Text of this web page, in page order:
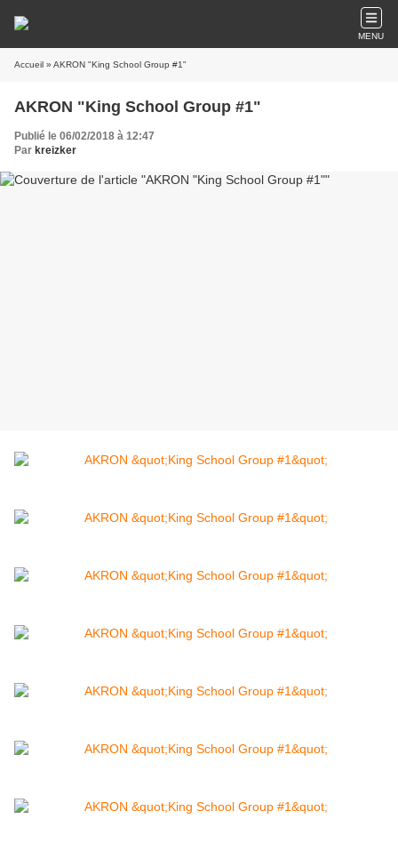
MENU
Accueil » AKRON "King School Group #1"
AKRON "King School Group #1"
Publié le 06/02/2018 à 12:47
Par kreizker